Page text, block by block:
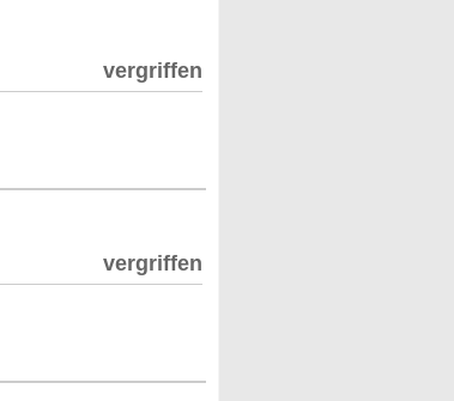
vergriffen
vergriffen